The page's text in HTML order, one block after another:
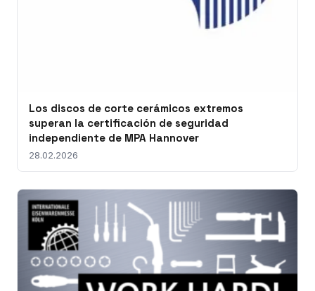
Los discos de corte cerámicos extremos
superan la certificación de seguridad
independiente de MPA Hannover
28.02.2026